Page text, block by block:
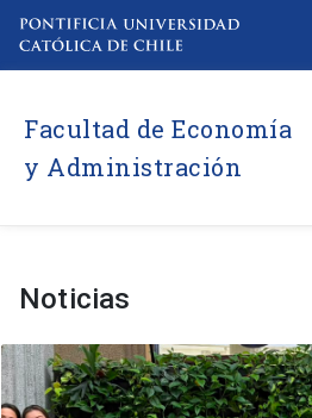
Facultad de Economía
y Administración
Noticias